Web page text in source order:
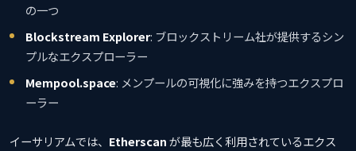
の一つ
Blockstream Explorer: ブロックストリーム社が提供するシン
プルなエクスプローラー
Mempool.space: メンプールの可視化に強みを持つエクスプロ
ーラー
イーサリアムでは、 Etherscanが最も広く利用されているエクス